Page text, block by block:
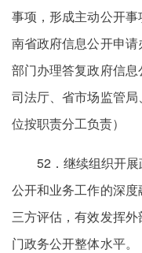
事项，形成主动公开
南省政府信息公开申
部门办理答复政府信
司法厅、省市场监管
位按职责分工负责）
52．继续组织开展
公开和业务工作的深
三方评估，有效发挥
门政务公开整体水平